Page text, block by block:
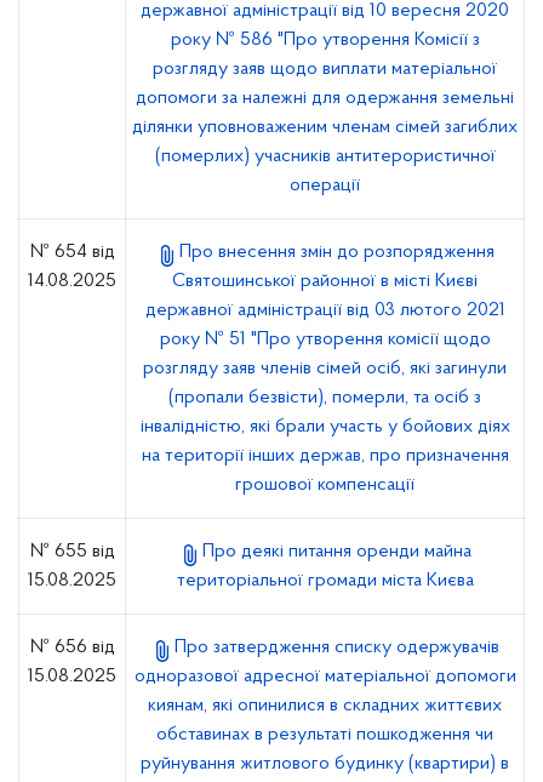
державної адміністрації від 10 вересня 2020
року № 586 "Про утворення Комісії з
розгляду заяв щодо виплати матеріальної
допомоги за належні для одержання земельні
ділянки уповноваженим членам сімей загиблих
(померлих) учасників антитерористичної
операції
№ 654 від
14.08.2025
Про внесення змін до розпорядження
Святошинської районної в місті Києві
державної адміністрації від 03 лютого 2021
року № 51 "Про утворення комісії щодо
розгляду заяв членів сімей осіб, які загинули
(пропали безвісти), померли, та осіб з
інвалідністю, які брали участь у бойових діях
на території інших держав, про призначення
грошової компенсації
№ 655 від
15.08.2025
Про деякі питання оренди майна
територіальної громади міста Києва
№ 656 від
15.08.2025
Про затвердження списку одержувачів
одноразової адресної матеріальної допомоги
киянам, які опинилися в складних життєвих
обставинах в результаті пошкодження чи
руйнування житлового будинку (квартири) в